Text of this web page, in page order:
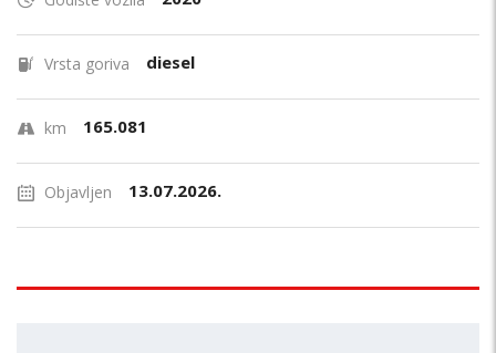
Vrsta goriva diesel
km 165.081
Objavljen 13.07.2026.